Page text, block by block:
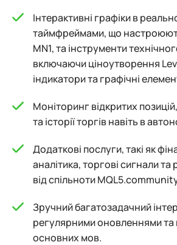
Інтерактивні графіки в
таймфреймами, що
MN1, та інструменти
включаючи ціноутворення
індикатори та графічні
Моніторинг відкритих
та історії торгів навіть в
Додаткові послуги, такі як
аналітика, торгові сигнали
від спільноти
Зручний багатозадачний
регулярними оновленнями та
основних мов.